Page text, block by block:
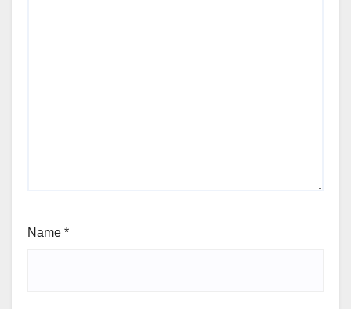
Name *